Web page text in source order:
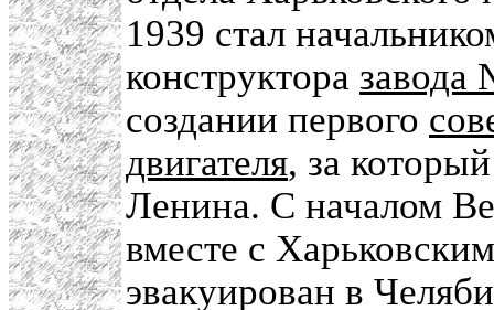
1939 стал
конструктора завода
создании первого
двигателя, за
Ленина. С началом
вместе с
эвакуирован в